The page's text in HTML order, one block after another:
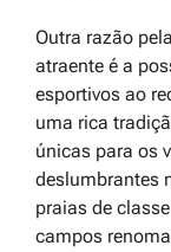
Outra razão
atraente é a
esportivos ao
uma rica
únicas para os
deslumbrantes
praias de
campos